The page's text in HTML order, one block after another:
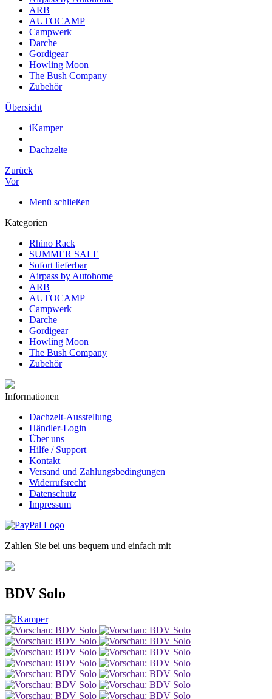
ARB
AUTOCAMP
Campwerk
Darche
Gordigear
Howling Moon
The Bush Company
Zubehör
Übersicht
iKamper
Dachzelte
Zurück
Vor
Menü schließen
Kategorien
Rhino Rack
SUMMER SALE
Sofort lieferbar
Airpass by Autohome
ARB
AUTOCAMP
Campwerk
Darche
Gordigear
Howling Moon
The Bush Company
Zubehör
Informationen
Dachzelt-Ausstellung
Händler-Login
Über uns
Hilfe / Support
Kontakt
Versand und Zahlungsbedingungen
Widerrufsrecht
Datenschutz
Impressum
Zahlen Sie bei uns bequem und einfach mit
BDV Solo